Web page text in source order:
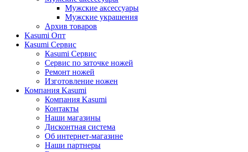
Мужские аксессуары
Мужские украшения
Архив товаров
Kasumi Опт
Кasumi Сервис
Кasumi Сервис
Сервис по заточке ножей
Ремонт ножей
Изготовление ножен
Компания Kasumi
Компания Kasumi
Контакты
Наши магазины
Дисконтная система
Об интернет-магазине
Наши партнеры